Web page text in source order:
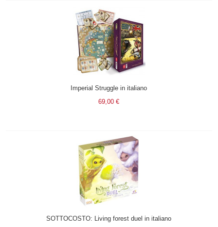
Imperial Struggle in italiano
69,00 €
SOTTOCOSTO: Living forest duel in italiano